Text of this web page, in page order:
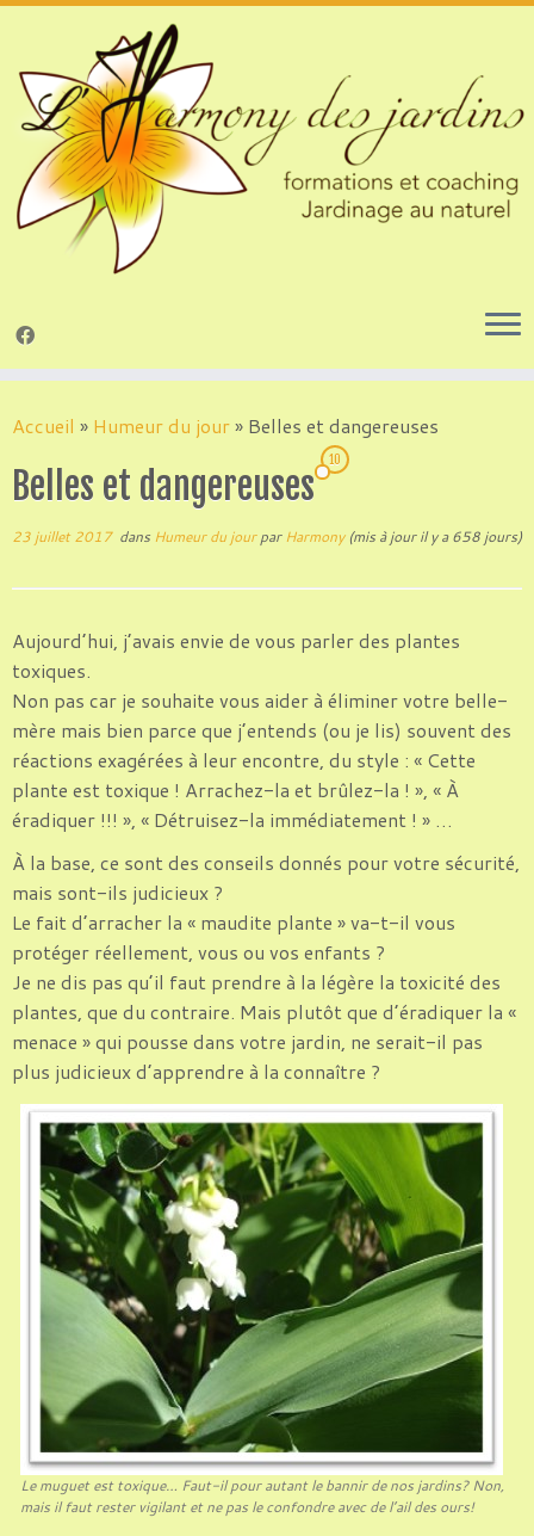
auAccueil » Humeur du jour» Belles et dangereuses
Belles et dangereuses
10
23 juillet 2017dans Humeur du jourparHarmony(mis à jour il y a 658 jours)
Aujourd’hui, j’avais envie de vous parler des plantes
toxiques.
Non pas car je souhaite vous aider à éliminer votre belle-
mère mais bien parce que j’entends (ou je lis) souvent des
réactions exagérées à leur encontre, du style : « Cette
plante est toxique ! Arrachez-la et brûlez-la ! », « À
éradiquer !!! », « Détruisez-la immédiatement ! » …
À la base, ce sont des conseils donnés pour votre sécurité,
mais sont-ils judicieux ?
Le fait d’arracher la « maudite plante » va-t-il vous
protéger réellement, vous ou vos enfants ?
Je ne dis pas qu’il faut prendre à la légère la toxicité des
plantes, que du contraire. Mais plutôt que d’éradiquer la «
menace » qui pousse dans votre jardin, ne serait-il pas
plus judicieux d’apprendre à la connaître ?
Le muguet est toxique… Faut-il pour autant le bannir de nos jardins? Non,
mais il faut rester vigilant et ne pas le confondre avec de l’ail des ours!